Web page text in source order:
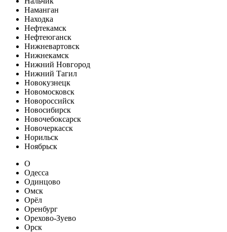
Наманган
Находка
Нефтекамск
Нефтеюганск
Нижневартовск
Нижнекамск
Нижний Новгород
Нижний Тагил
Новокузнецк
Новомосковск
Новороссийск
Новосибирск
Новочебоксарск
Новочеркасск
Норильск
Ноябрьск
О
Одесса
Одинцово
Омск
Орёл
Оренбург
Орехово-Зуево
Орск